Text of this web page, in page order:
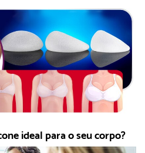
ideal para o seu corpo?